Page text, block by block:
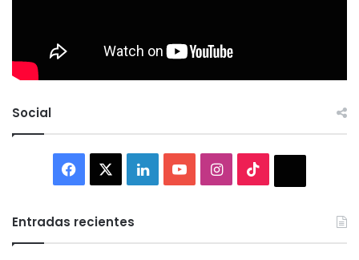
Social
Facebook LinkedInYouTubeInstagram
Entradas recientes